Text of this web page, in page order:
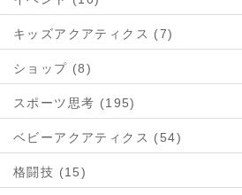
キッズアクアティクス (7)
ショップ (8)
スポーツ思考 (195)
ベビーアクアティクス (54)
格闘技 (15)